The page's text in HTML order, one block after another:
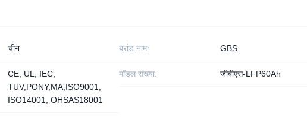
चीन ब्रांड नाम: GBS
CE, UL, IEC,
TUV,PONY,MA,ISO9001,
ISO14001, OHSAS18001
मॉडल संख्या: जीबीएस-LFP60Ah